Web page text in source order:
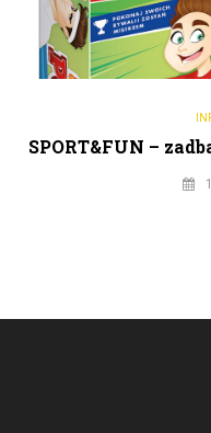
SPORT&FUN –